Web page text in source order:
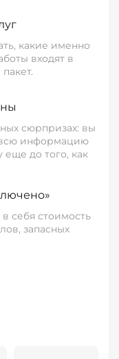
какие именно
входят в
сюрпризах: вы
информацию
до того, как
себя стоимость
запасных